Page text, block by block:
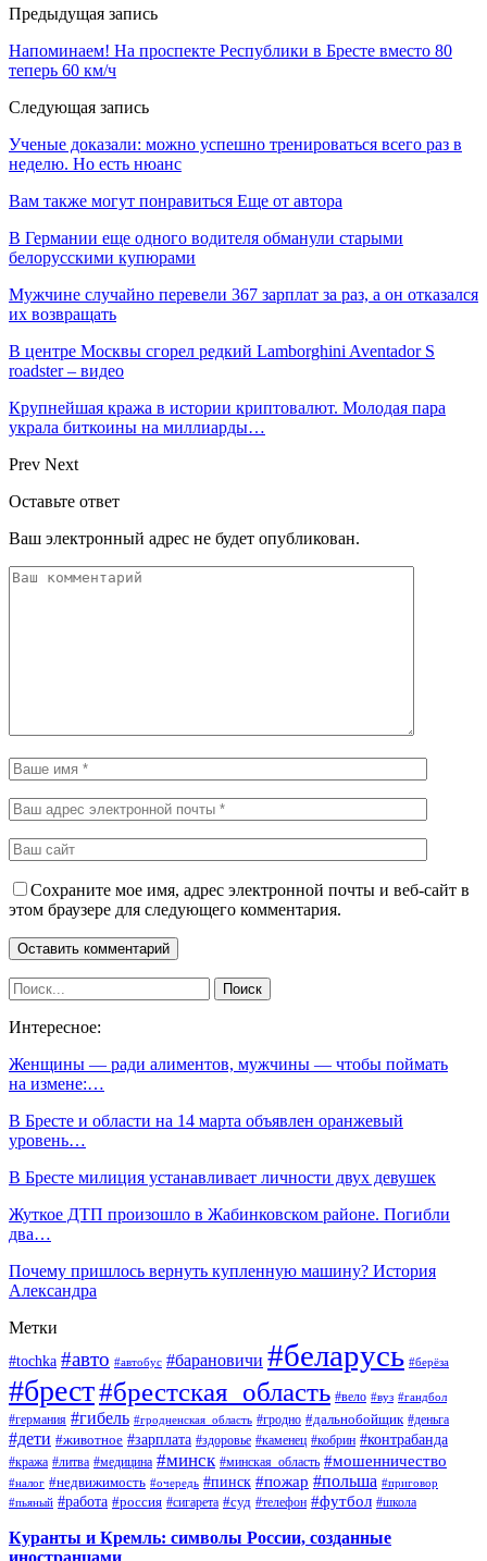
Предыдущая запись
Напоминаем! На проспекте Республики в Бресте вместо 80
теперь 60 км/ч
Следующая запись
Ученые доказали: можно успешно тренироваться всего раз в
неделю. Но есть нюанс
Вам также могут понравиться Еще от автора
В Германии еще одного водителя обманули старыми
белорусскими купюрами
Мужчине случайно перевели 367 зарплат за раз, а он отказался
их возвращать
В центре Москвы сгорел редкий Lamborghini Aventador S
roadster – видео
Крупнейшая кража в истории криптовалют. Молодая пара
украла биткоины на миллиарды…
Prev Next
Оставьте ответ
Ваш электронный адрес не будет опубликован.
Сохраните мое имя, адрес электронной почты и веб-сайт в
этом браузере для следующего комментария.
Интересное:
Женщины — ради алиментов, мужчины — чтобы поймать
на измене:…
В Бресте и области на 14 марта объявлен оранжевый
уровень…
В Бресте милиция устанавливает личности двух девушек
Жуткое ДТП произошло в Жабинковском районе. Погибли
два…
Почему пришлось вернуть купленную машину? История
Александра
Метки
#tochka #авто #автобус #барановичи #беларусь #берёза
#брест#брестская_область #вело #вуз #гандбол
#германия #гибель #гродненская_область #гродно #дальнобойщик #деньга
#дети #животное #зарплата #здоровье #каменец #кобрин #контрабанда
#кража #литва #медицина #минск #минская_область #мошенничество
#налог #недвижимость #очередь #пинск #пожар #польша #приговор
#пьяный #работа #россия #сигарета #суд #телефон #футбол #школа
Куранты и Кремль: символы России, созданные